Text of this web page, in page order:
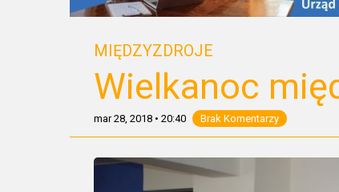
MIĘDZYZDROJE
Wielkanoc
mar 28, 2018 • 20:40 Brak Komentarzy